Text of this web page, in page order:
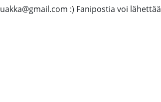
:) Fanipostia voi lähettää